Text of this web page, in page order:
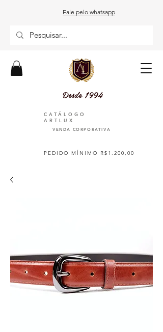
Fale pelo whatsapp
Desde 1994
PEDIDO MÍNIMO R$1.200,00
CATÁLOGO
ARTLUX
VENDA CORPORATIVA